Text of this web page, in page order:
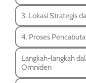
3. Lokasi Strategis
4. Proses
Langkah-langkah
Omniden